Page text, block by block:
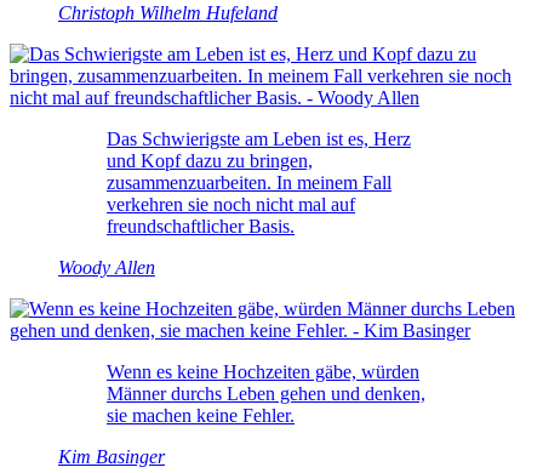
Christoph Wilhelm Hufeland
Das Schwierigste am Leben ist es, Herz
und Kopf dazu zu bringen,
zusammenzuarbeiten. In meinem Fall
verkehren sie noch nicht mal auf
freundschaftlicher Basis.
Woody Allen
Wenn es keine Hochzeiten gäbe, würden
Männer durchs Leben gehen und denken,
sie machen keine Fehler.
Kim Basinger